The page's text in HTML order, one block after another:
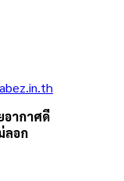
ากาศดี
ลอก